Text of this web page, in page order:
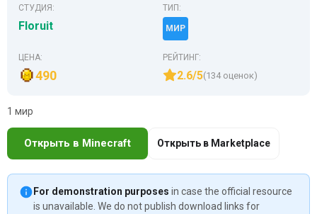
СТУДИЯ:
Floruit
ТИП:
МИР
ЦЕНА:
490
РЕЙТИНГ:
2.6/5(134 оценок)
1 мир
Открыть в Minecraft Открыть в Marketplace
For demonstration purposes in case the official resource
is unavailable. We do not publish download links for